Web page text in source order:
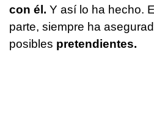
con él. Y así lo ha hecho.
parte, siempre ha
posibles pretendientes.